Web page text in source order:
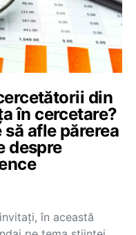
din
în cercetare?
afle părerea
despre
în această